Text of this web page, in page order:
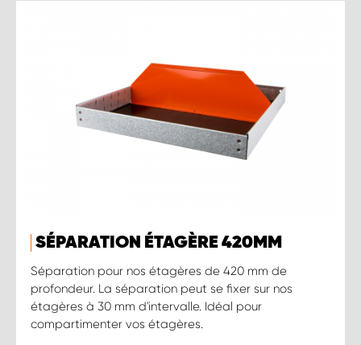
SÉPARATION ÉTAGÈRE 420MM
Séparation pour nos étagères de 420 mm de
profondeur. La séparation peut se fixer sur nos
étagères à 30 mm d'intervalle. Idéal pour
compartimenter vos étagères.